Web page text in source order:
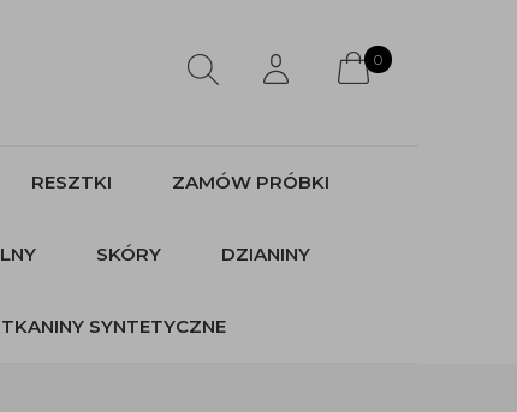
0
RESZTKI ZAMÓW PRÓBKI
LNY SKÓRY DZIANINY
TKANINY SYNTETYCZNE